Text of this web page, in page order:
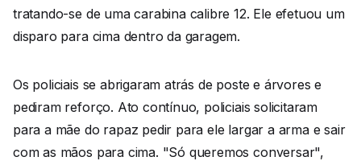
tratando-se de uma carabina calibre 12. Ele efetuou um
disparo para cima dentro da garagem.
Os policiais se abrigaram atrás de poste e árvores e
pediram reforço. Ato contínuo, policiais solicitaram
para a mãe do rapaz pedir para ele largar a arma e sair
com as mãos para cima. "Só queremos conversar",